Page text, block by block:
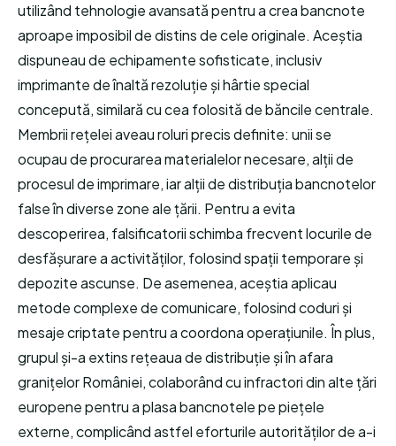
utilizând tehnologie avansată pentru a crea bancnote
aproape imposibil de distins de cele originale. Aceștia
dispuneau de echipamente sofisticate, inclusiv
imprimante de înaltă rezoluție și hârtie special
concepută, similară cu cea folosită de băncile centrale.
Membrii rețelei aveau roluri precis definite: unii se
ocupau de procurarea materialelor necesare, alții de
procesul de imprimare, iar alții de distribuția bancnotelor
false în diverse zone ale țării. Pentru a evita
descoperirea, falsificatorii schimba frecvent locurile de
desfășurare a activităților, folosind spații temporare și
depozite ascunse. De asemenea, aceștia aplicau
metode complexe de comunicare, folosind coduri și
mesaje criptate pentru a coordona operațiunile. În plus,
grupul și-a extins rețeaua de distribuție și în afara
granițelor României, colaborând cu infractori din alte țări
europene pentru a plasa bancnotele pe piețele
externe, complicând astfel eforturile autorităților de a-i